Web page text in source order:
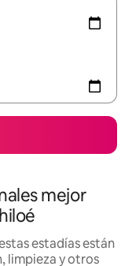
mejor
estadías están
limpieza y otros